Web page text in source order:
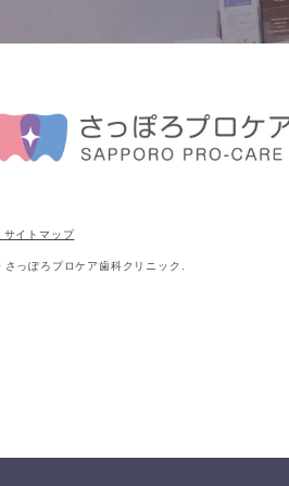
サイトマップ
さっぽろプロケア歯科クリニック.